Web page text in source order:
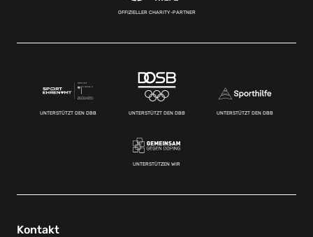
OFFIZIELLER CHARITY-PARTNER
UNTERSTÜTZT DEN DBB UNTERSTÜTZT DEN DBB UNTERSTÜTZT DEN DBB
UNTERSTÜTZEN WIR
Kontakt